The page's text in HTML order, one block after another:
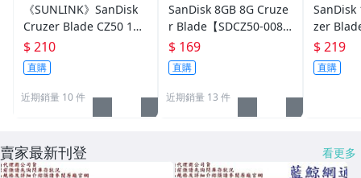
《SUNLINK》SanDisk
Cruzer Blade CZ50 16G
USB 隨身碟 16GB (公司
貨)
$ 210
直購
近期銷量 10 件
SanDisk 8GB 8G Cruze
r Blade【SDCZ50-008
G】SD CZ50 USB 2.0 隨
身碟
$ 169
直購
近期銷量 13 件
SanDisk
zer
CZ50
$ 219
直購
賣家最新刊登 看更多